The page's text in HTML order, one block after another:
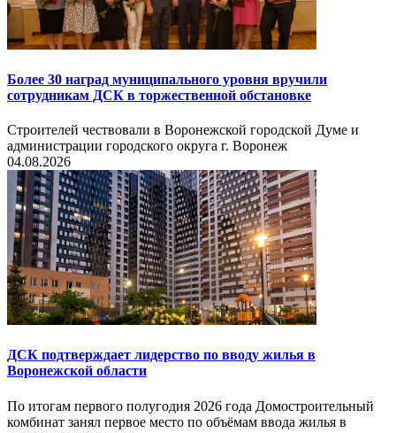
Более 30 наград муниципального уровня вручили
сотрудникам ДСК в торжественной обстановке
Строителей чествовали в Воронежской городской Думе и
администрации городского округа г. Воронеж
04.08.2026
ДСК подтверждает лидерство по вводу жилья в
Воронежской области
По итогам первого полугодия 2026 года Домостроительный
комбинат занял первое место по объёмам ввода жилья в